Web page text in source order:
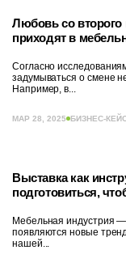
Любовь со второго
приходят в
Согласно
задумываться о смене
Например, в...
МАР 28, 2025 БИЗНЕС-
Выставка как
подготовиться,
Мебельная индустрия
появляются новые
нашей...